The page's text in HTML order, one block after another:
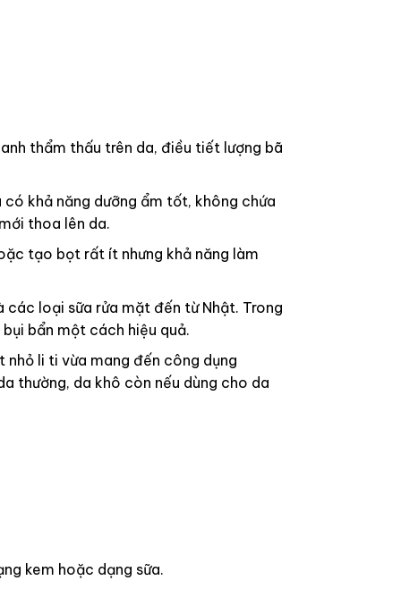
thẩm thấu trên da, điều tiết lượng bã
khả năng dưỡng ẩm tốt, không chứa
thoa lên da.
tạo bọt rất ít nhưng khả năng làm
loại sữa rửa mặt đến từ Nhật. Trong
bẩn một cách hiệu quả.
li ti vừa mang đến công dụng
thường, da khô còn nếu dùng cho da
kem hoặc dạng sữa.